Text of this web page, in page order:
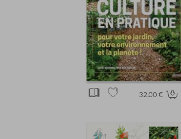
32.00 €